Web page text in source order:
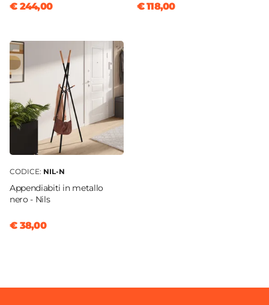
€ 244,00 € 118,00
CODICE: NIL-N
Appendiabiti in metallo
nero - Nils
€ 38,00